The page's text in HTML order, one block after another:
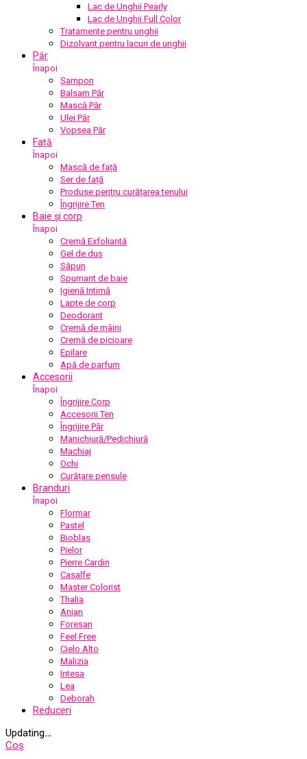
Lac de Unghii Pearly
Lac de Unghii Full Color
Tratamente pentru unghii
Dizolvant pentru lacuri de unghii
Păr
Înapoi
Șampon
Balsam Păr
Mască Păr
Ulei Păr
Vopsea Păr
Față
Înapoi
Mască de față
Ser de față
Produse pentru curățarea tenului
Îngrijire Ten
Baie și corp
Înapoi
Cremă Exfoliantă
Gel de duș
Săpun
Spumant de baie
Igienă Intimă
Lapte de corp
Deodorant
Cremă de mâini
Cremă de picioare
Epilare
Apă de parfum
Accesorii
Înapoi
Îngrijire Corp
Accesorii Ten
Îngrijire Păr
Manichiură/Pedichiură
Machiaj
Ochi
Curățare pensule
Branduri
Înapoi
Flormar
Pastel
Bioblas
Pielor
Pierre Cardin
Casalfe
Master Colorist
Thalia
Anian
Foresan
Feel Free
Cielo Alto
Malizia
Intesa
Lea
Deborah
Reduceri
Updating…
Coș